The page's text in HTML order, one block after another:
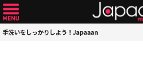
手洗いをしっかりしよう！Japaaan